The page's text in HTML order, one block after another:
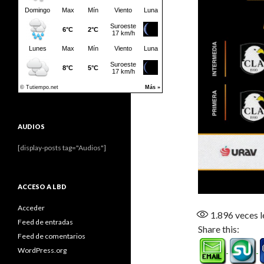
1.896veces
Share this:
AUDIOS
[display-posts tag="Audios"]
ACCESO A LBD
Acceder
Feed de entradas
Feed de comentarios
WordPress.org